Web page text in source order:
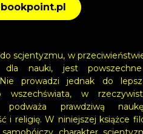
scjentyzmu, w
dla nauki, jest
prowadzi jednak do
wszechświata, w
podważa prawdziwą
i religię. W niniejszej książce